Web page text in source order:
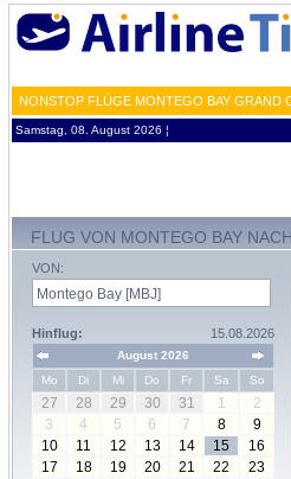
NONSTOP FLÜGE MONTEGO BAY GRAND
Samstag, 08. August 2026 ¦
FLUG VON MONTEGO BAY
VON:
Hinflug: 15.08.2026
August 2026
Mo
Di Mi Do Fr Sa So
27 28 29 30 31 1
2
3
4 5 6 7 8
9
10
11 12 13 14 15
16
17
18 19 20 21 22
23